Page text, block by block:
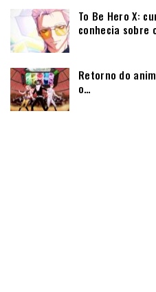
To Be Hero X:
conhecia sobre
Retorno do
o…